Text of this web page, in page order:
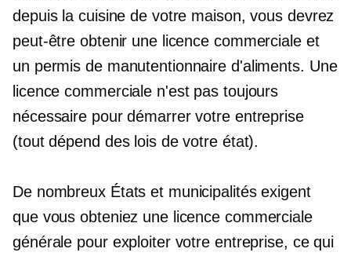
depuis la cuisine de votre maison, vous devrez
peut-être obtenir une licence commerciale et
un permis de manutentionnaire d'aliments. Une
licence commerciale n'est pas toujours
nécessaire pour démarrer votre entreprise
(tout dépend des lois de votre état).
De nombreux États et municipalités exigent
que vous obteniez une licence commerciale
générale pour exploiter votre entreprise, ce qui